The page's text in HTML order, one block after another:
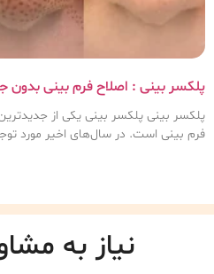
پلکسر بینی : اصلاح فرم بینی بدون
پلکسر بینی پلکسر بینی یکی از
فرم بینی است. در سال‌های اخیر مورد
نیاز به